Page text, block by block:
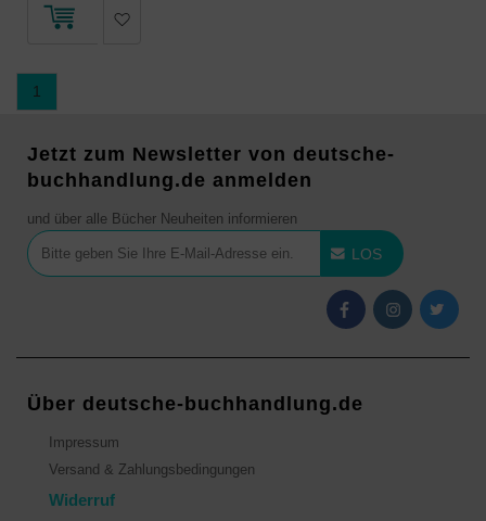
1
Jetzt zum Newsletter von deutsche-
buchhandlung.de anmelden
und über alle Bücher Neuheiten informieren
LOS
Über deutsche-buchhandlung.de
Impressum
Versand & Zahlungsbedingungen
Widerruf